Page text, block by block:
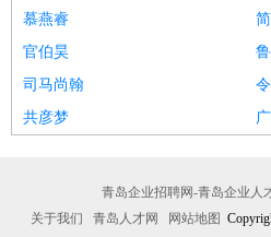
慕燕睿
官伯昊
司马尚翰
共彦梦
青岛企业招聘网-青岛企业人
关于我们
青岛人才网 网站地图